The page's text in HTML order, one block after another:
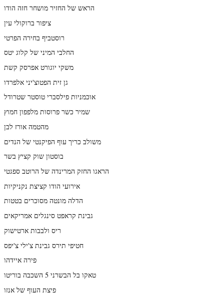
הראש של החזיר מושחר חזה הודו
ציפור ברוקולי עין
רוסטביף בחירה הפרטי
החלבי המיני של קלוג יטס
משקי יוגורט אפרסק קשת
גן זית הפטוצ'יני אלפרדו
אוכמניות פילסברי טוסטר שטרודל
שמיר כשר פרוסות מלפפון חמוץ
מהטמה אורז לבן
משולב כריך עוף הפיקנטי של הנדים
בוסטון שוק קציץ בשר
הראגו החזק המרינדה של הרוטב ספגטי
אירועי הודו קציצת נקניקיות
הדלה מונטה מסוכרים בטטות
גבינת קראפט סינגלים אמריקאים
ריס ולבבות ארטישוק
חטיפי תירס גבינת צ'ילי צ'יפס
פירה איידהו
טאקו בל הבשרני 5 השכבה בוריטו
פיצת העוף של אנזו